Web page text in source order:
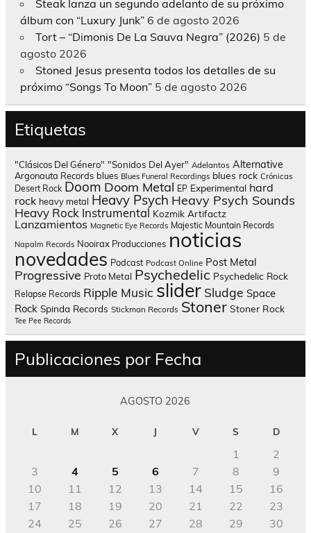
Steak lanza un segundo adelanto de su próximo
álbum con “Luxury Junk” 6 de agosto 2026
Tort – “Dimonis De La Sauva Negra” (2026) 5 de
agosto 2026
Stoned Jesus presenta todos los detalles de su
próximo “Songs To Moon” 5 de agosto 2026
Etiquetas
"Clásicos Del Género" "Sonidos Del Ayer" Adelantos Alternative
Argonauta Records blues Blues Funeral Recordings blues rock Crónicas
Desert Rock Doom Doom Metal EP Experimental hard
rock heavy metal Heavy Psych Heavy Psych Sounds
Heavy Rock Instrumental Kozmik Artifactz
Lanzamientos Magnetic Eye Records Majestic Mountain Records
Napalm Records Nooirax Producciones noticias
novedades Podcast Podcast Online Post Metal
Progressive Proto Metal Psychedelic Psychedelic Rock
Relapse Records Ripple Music slider Sludge Space
Rock Spinda Records Stickman Records Stoner Stoner Rock
Tee Pee Records
Publicaciones por Fecha
AGOSTO 2026
L M X J V S D
1
2
3
4 5 6 7 8
9
10
11 12 13 14 15
16
17
18 19 20 21 22
23
24
25 26 27 28 29
30